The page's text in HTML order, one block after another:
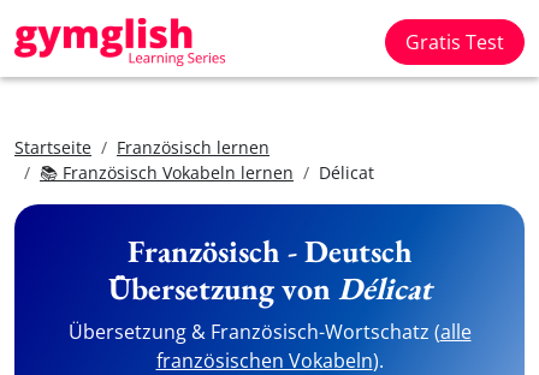
Gratis Test
Startseite
Französisch lernen
📚 Französisch Vokabeln lernen
Délicat
Französisch - Deutsch
Übersetzung vonDélicat
Übersetzung & Französisch-Wortschatz (alle
französischen Vokabeln).